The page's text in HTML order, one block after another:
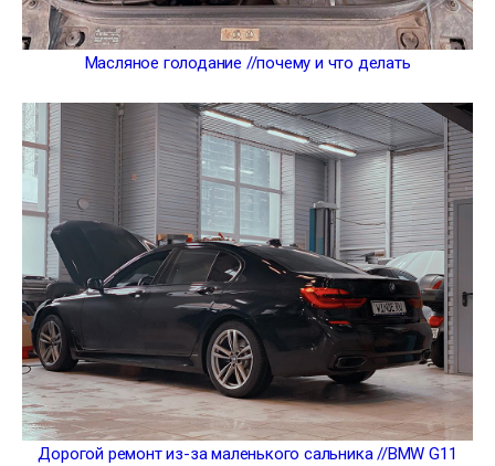
Масляное голодание //почему и что делать
Дорогой ремонт из-за маленького сальника //BMW G11